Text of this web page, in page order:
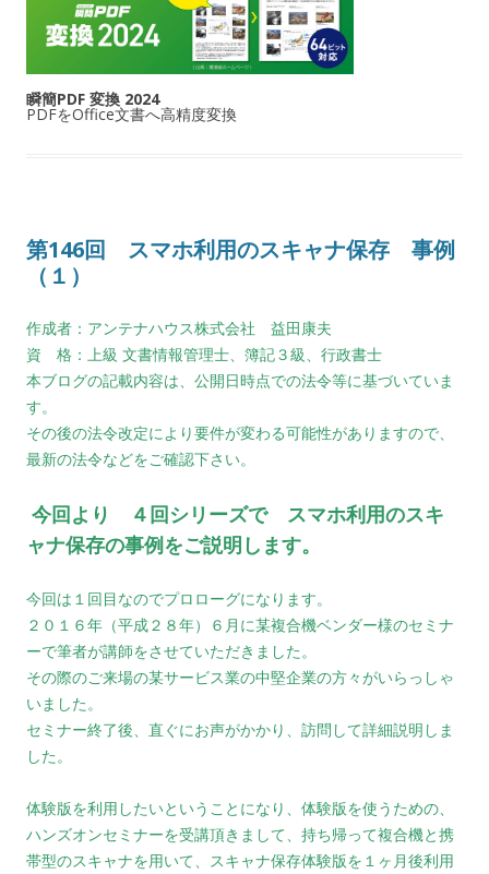
瞬簡PDF 変換 2024
PDFをOffice文書へ高精度変換
第146回 スマホ利用のスキャナ保存 事例
（１）
作成者：アンテナハウス株式会社 益田康夫
資 格：上級 文書情報管理士、簿記３級、行政書士
本ブログの記載内容は、公開日時点での法令等に基づいていま
す。
その後の法令改定により要件が変わる可能性がありますので、
最新の法令などをご確認下さい。
今回より ４回シリーズで スマホ利用のスキ
ャナ保存の事例をご説明します。
今回は１回目なのでプロローグになります。
２０１６年（平成２８年）６月に某複合機ベンダー様のセミナ
ーで筆者が講師をさせていただきました。
その際のご来場の某サービス業の中堅企業の方々がいらっしゃ
いました。
セミナー終了後、直ぐにお声がかかり、訪問して詳細説明しま
した。
体験版を利用したいということになり、体験版を使うための、
ハンズオンセミナーを受講頂きまして、持ち帰って複合機と携
帯型のスキャナを用いて、スキャナ保存体験版を１ヶ月後利用